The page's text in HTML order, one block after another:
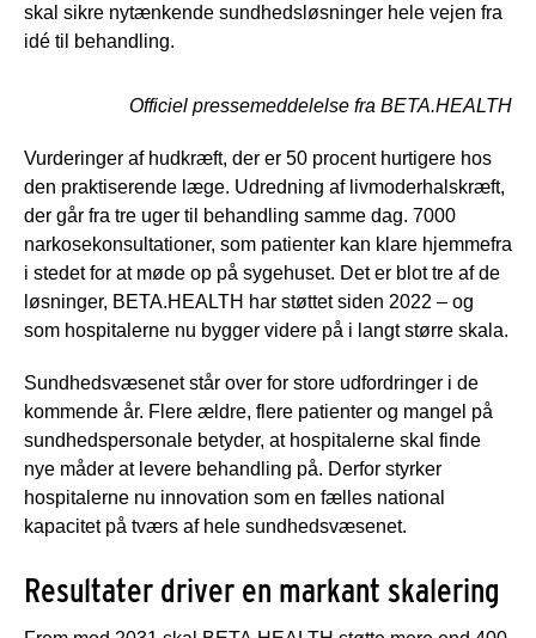
skal sikre nytænkende sundhedsløsninger hele vejen fra
idé til behandling.
Officiel pressemeddelelse fra BETA.HEALTH
Vurderinger af hudkræft, der er 50 procent hurtigere hos
den praktiserende læge. Udredning af livmoderhalskræft,
der går fra tre uger til behandling samme dag. 7000
narkosekonsultationer, som patienter kan klare hjemmefra
i stedet for at møde op på sygehuset. Det er blot tre af de
løsninger, BETA.HEALTH har støttet siden 2022 – og
som hospitalerne nu bygger videre på i langt større skala.
Sundhedsvæsenet står over for store udfordringer i de
kommende år. Flere ældre, flere patienter og mangel på
sundhedspersonale betyder, at hospitalerne skal finde
nye måder at levere behandling på. Derfor styrker
hospitalerne nu innovation som en fælles national
kapacitet på tværs af hele sundhedsvæsenet.
Resultater driver en markant skalering